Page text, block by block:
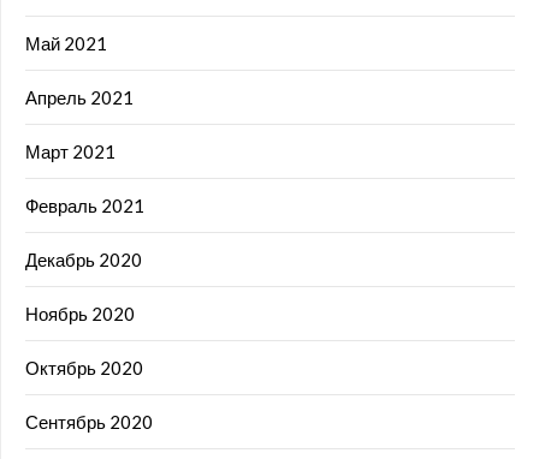
Май 2021
Апрель 2021
Март 2021
Февраль 2021
Декабрь 2020
Ноябрь 2020
Октябрь 2020
Сентябрь 2020